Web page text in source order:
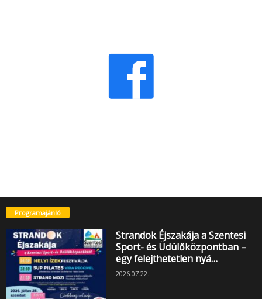
Programajánló
Strandok Éjszakája a Szentesi
Sport- és Üdülőközpontban –
egy felejthetetlen nyá…
2026.07.22.